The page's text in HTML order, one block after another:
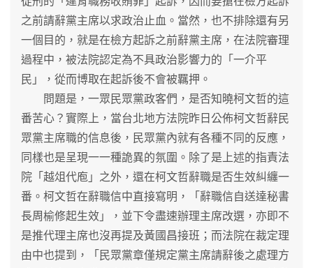
之前請辭黨主席以求政治止血。當然，也不排除還有另
一個目的，就是在檢方起訴之前辭黨主席，在法院審理
過程中，被法院認定為不具政治影響力的「一介平
民」，從而博取在起訴後不會被羈押。
問題是，一眾民眾黨政客們，是否知曉柯文哲的這
番苦心？實際上，當台北地方法院昨日公佈柯文哲辭民
眾黨主席職的信息後，民眾黨內就有各種不同的反應，
同樣也是呈現一一種詭異的氛圍。除了是上述的指責法
院「越俎代庖」之外，還在柯文哲辭職是否生效糾纏一
番。柯文哲在辭職信中直接寫明，「辭職信自送達秘書
長周榆修起生效」，並下令盡速辦理主席改選，亦即不
是推代理主席也沒再提及黃國昌接班；而法院在裁定理
由中也提到，「民眾黨章僅規定黨主席請辭後之處理方